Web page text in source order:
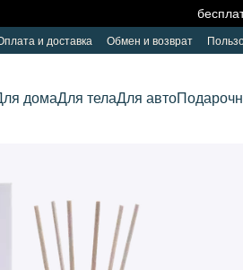
и доставка Обмен и возврат
домаДля телаДля авто